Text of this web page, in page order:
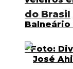
do Brasil